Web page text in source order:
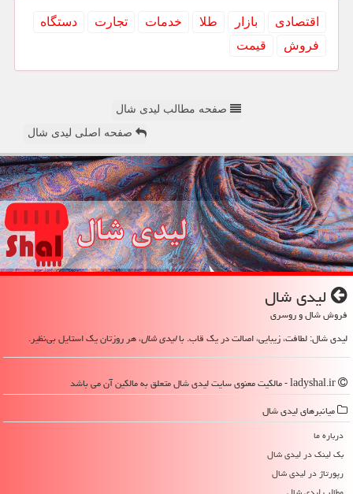
اقتصادی بازار طلا خدمات تجارت
دستگاه
فروش
قیمت
صفحه مطالب لیدی شال
صفحه اصلی لیدی شال
لیدی شال
فروش شال و روسری
لیدی شال: لطافت، زیبایی، اصالت در یک قاب. بالیدی شال، هر روزتان یک استایل بی‌نظیر.
میانبرهای لیدی شال
درباره ما
بک لینک در لیدی شال
رپورتاژ در لیدی شال